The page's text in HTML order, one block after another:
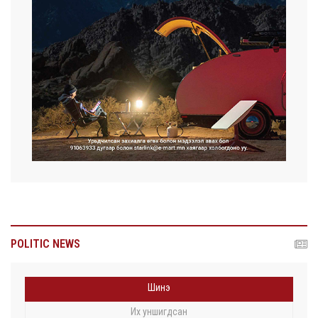
POLITIC NEWS
Шинэ
Их уншигдсан